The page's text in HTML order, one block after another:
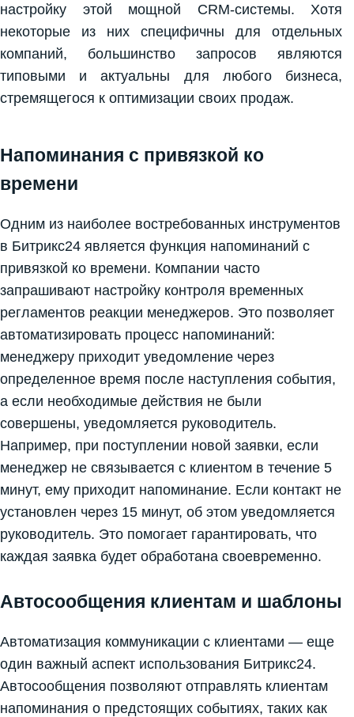
настройку этой мощной CRM-системы. Хотя
некоторые из них специфичны для отдельных
компаний, большинство запросов являются
типовыми и актуальны для любого бизнеса,
стремящегося к оптимизации своих продаж.
Напоминания с привязкой ко
времени
Одним из наиболее востребованных инструментов
в Битрикс24 является функция напоминаний с
привязкой ко времени. Компании часто
запрашивают настройку контроля временных
регламентов реакции менеджеров. Это позволяет
автоматизировать процесс напоминаний:
менеджеру приходит уведомление через
определенное время после наступления события,
а если необходимые действия не были
совершены, уведомляется руководитель.
Например, при поступлении новой заявки, если
менеджер не связывается с клиентом в течение 5
минут, ему приходит напоминание. Если контакт не
установлен через 15 минут, об этом уведомляется
руководитель. Это помогает гарантировать, что
каждая заявка будет обработана своевременно.
Автосообщения клиентам и шаблоны
Автоматизация коммуникации с клиентами — еще
один важный аспект использования Битрикс24.
Автосообщения позволяют отправлять клиентам
напоминания о предстоящих событиях, таких как